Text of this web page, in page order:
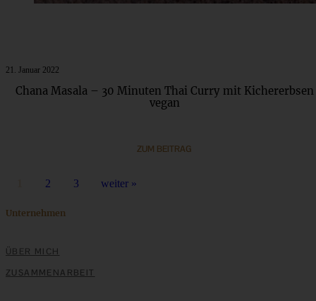
21. Januar 2022
ZUM BEITRAG
Chana Masala – 30 Minuten Thai Curry mit Kichererbsen
vegan
2 3 weiter »
Unternehmen
ÜBER MICH
ZUSAMMENARBEIT